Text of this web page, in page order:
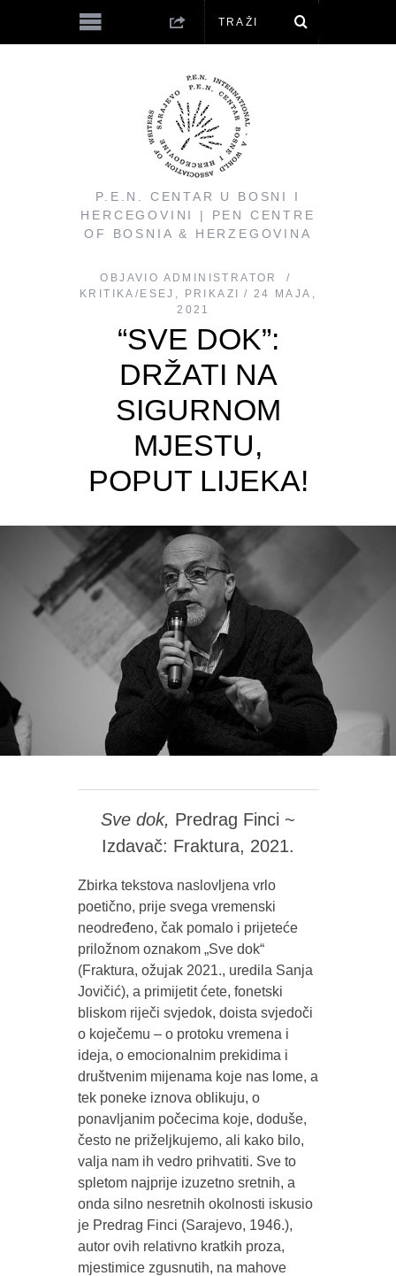
P.E.N. CENTAR U BOSNI I
HERCEGOVINI | PEN CENTRE
OF BOSNIA & HERZEGOVINA
OBJAVIO ADMINISTRATOR
KRITIKA/ESEJ , PRIKAZI
24 MAJA,
2021
“SVE DOK”:
DRŽATI NA
SIGURNOM
MJESTU,
POPUT LIJEKA!
Sve dok, Predrag Finci ~
Izdavač: Fraktura, 2021.
Zbirka tekstova naslovljena vrlo
poetično, prije svega vremenski
neodređeno, čak pomalo i prijeteće
priložnom oznakom „Sve dok“
(Fraktura, ožujak 2021., uredila Sanja
Jovičić), a primijetit ćete, fonetski
bliskom riječi svjedok, doista svjedoči
o koječemu – o protoku vremena i
ideja, o emocionalnim prekidima i
društvenim mijenama koje nas lome, a
tek poneke iznova oblikuju, o
ponavljanim počecima koje, doduše,
često ne priželjkujemo, ali kako bilo,
valja nam ih vedro prihvatiti. Sve to
spletom najprije izuzetno sretnih, a
onda silno nesretnih okolnosti iskusio
je Predrag Finci (Sarajevo, 1946.),
autor ovih relativno kratkih proza,
mjestimice zgusnutih, na mahove